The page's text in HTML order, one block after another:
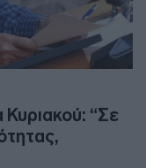
Κυριακού: “Σε